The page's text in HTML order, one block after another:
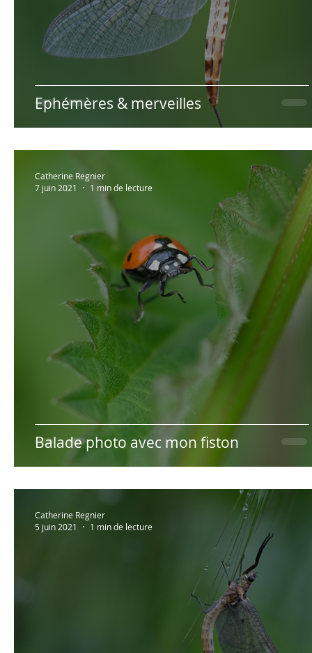
Ephémères & merveilles
Balade photo avec mon fiston
Catherine Regnier
7 juin 2021
1 min de lecture
Catherine Regnier
5 juin 2021
1 min de lecture